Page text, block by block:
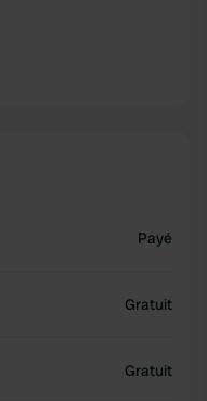
Payé
Gratuit
Gratuit